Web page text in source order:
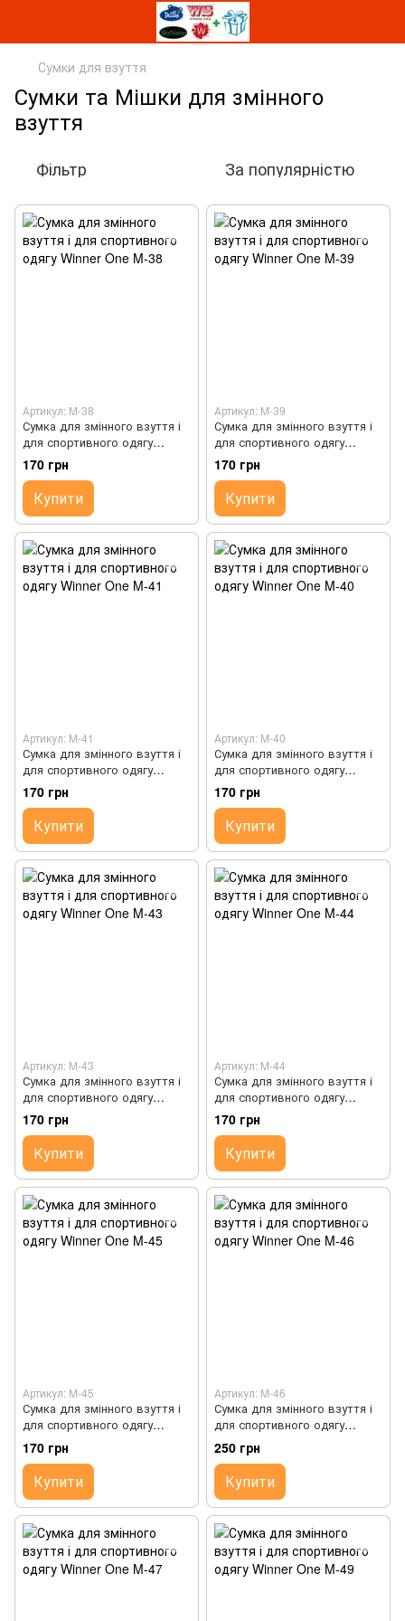
Сумки для взуття
Сумки та Мішки для змінного
взуття
Фільтр За популярністю
Артикул: M-38
Сумка для змінного взуття і
для спортивного одягу
Winner One M-38
170 грн
Купити
Артикул: M-39
Сумка для змінного взуття і
для спортивного одягу
Winner One M-39
170 грн
Купити
Артикул: M-41
Сумка для змінного взуття і
для спортивного одягу
Winner One M-41
170 грн
Купити
Артикул: M-40
Сумка для змінного взуття і
для спортивного одягу
Winner One M-40
170 грн
Купити
Артикул: M-43
Сумка для змінного взуття і
для спортивного одягу
Winner One M-43
170 грн
Купити
Артикул: M-44
Сумка для змінного взуття і
для спортивного одягу
Winner One M-44
170 грн
Купити
Артикул: M-45
Сумка для змінного взуття і
для спортивного одягу
Winner One M-45
170 грн
Купити
Артикул: M-46
Сумка для змінного взуття і
для спортивного одягу
Winner One M-46
250 грн
Купити